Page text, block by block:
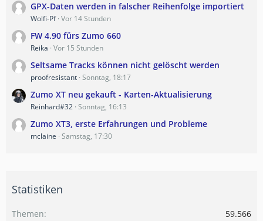
GPX-Daten werden in falscher Reihenfolge importiert
Wolfi-Pf Vor 14 Stunden
FW 4.90 fürs Zumo 660
Reika Vor 15 Stunden
Seltsame Tracks können nicht gelöscht werden
proofresistant Sonntag, 18:17
Zumo XT neu gekauft - Karten-Aktualisierung
Reinhard#32 Sonntag, 16:13
Zumo XT3, erste Erfahrungen und Probleme
mclaine Samstag, 17:30
Statistiken
Themen
59.566